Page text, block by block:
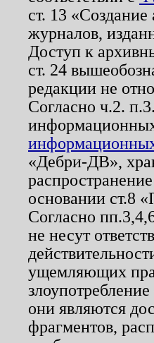
ст. 13
журналов,
Доступ к
ст. 24
редакции не
Согласно ч.2.
«Дебри-ДВ»,
основании ст.8
Согласно
не несут
ущемляющих
они являются
фрагментов,